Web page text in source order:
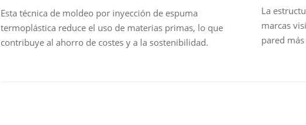
Esta técnica de moldeo por inyección de espuma
termoplástica reduce el uso de materias primas, lo que
contribuye al ahorro de costes y a la sostenibilidad.
La
marcas
pared